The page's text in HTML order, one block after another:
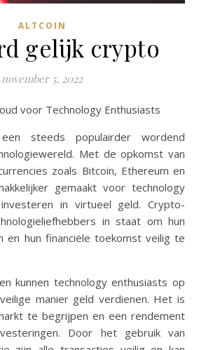
ALTCOIN
gelijk crypto
november 5, 2022
voor Technology Enthusiasts
steeds populairder wordend
Met de opkomst van
zoals Bitcoin, Ethereum en
gemaakt voor technology
in virtueel geld. Crypto-
in staat om hun
en hun financiële toekomst veilig te
kunnen technology enthusiasts op
manier geld verdienen. Het is
te begrijpen en een rendement
Door het gebruik van